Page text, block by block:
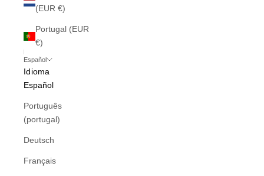
(EUR €)
Portugal (EUR
€)
Español
Idioma
Español
Português
(portugal)
Deutsch
Français